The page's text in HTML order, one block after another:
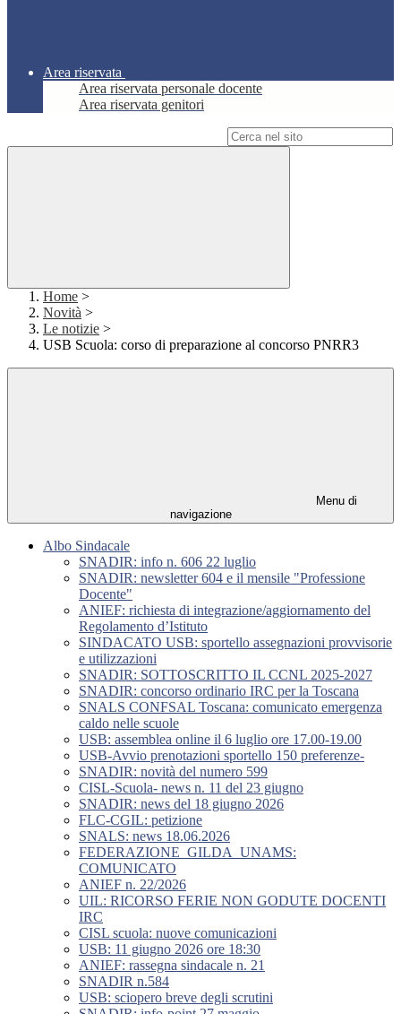
Area riservata
Area riservata personale docente
Area riservata genitori
Home >
Novità >
Le notizie >
USB Scuola: corso di preparazione al concorso PNRR3
Menu di
navigazione
Albo Sindacale
SNADIR: info n. 606 22 luglio
SNADIR: newsletter 604 e il mensile "Professione
Docente"
ANIEF: richiesta di integrazione/aggiornamento del
Regolamento d’Istituto
SINDACATO USB: sportello assegnazioni provvisorie
e utilizzazioni
SNADIR: SOTTOSCRITTO IL CCNL 2025-2027
SNADIR: concorso ordinario IRC per la Toscana
SNALS CONFSAL Toscana: comunicato emergenza
caldo nelle scuole
USB: assemblea online il 6 luglio ore 17.00-19.00
USB-Avvio prenotazioni sportello 150 preferenze-
SNADIR: novità del numero 599
CISL-Scuola- news n. 11 del 23 giugno
SNADIR: news del 18 giugno 2026
FLC-CGIL: petizione
SNALS: news 18.06.2026
FEDERAZIONE_GILDA_UNAMS:
COMUNICATO
ANIEF n. 22/2026
UIL: RICORSO FERIE NON GODUTE DOCENTI
IRC
CISL scuola: nuove comunicazioni
USB: 11 giugno 2026 ore 18:30
ANIEF: rassegna sindacale n. 21
SNADIR n.584
USB: sciopero breve degli scrutini